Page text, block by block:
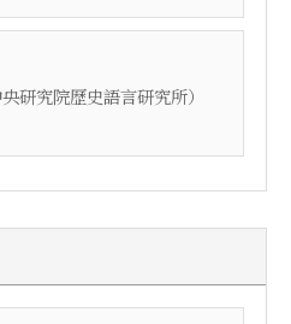
研究院歷史語言研究所）